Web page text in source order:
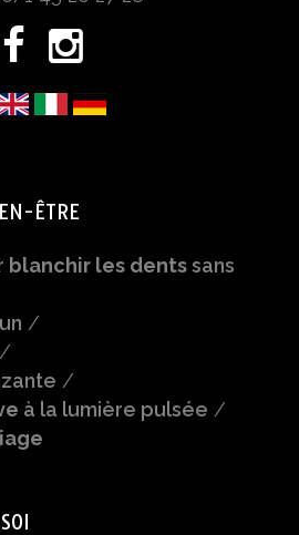
ÊTRE
blanchir les dentssans
/
/
/
à la lumière pulsée /